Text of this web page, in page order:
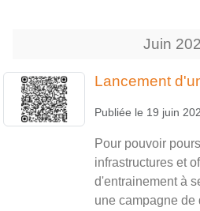
Juin
Lancement
Publiée le 19 juin
Pour pouvoir
infrastructures et
d'entrainement à
une campagne de